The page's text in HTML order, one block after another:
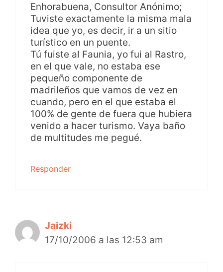
Enhorabuena, Consultor Anónimo;
Tuviste exactamente la misma mala
idea que yo, es decir, ir a un sitio
turístico en un puente.
Tú fuiste al Faunia, yo fui al Rastro,
en el que vale, no estaba ese
pequeño componente de
madrileños que vamos de vez en
cuando, pero en el que estaba el
100% de gente de fuera que hubiera
venido a hacer turismo. Vaya baño
de multitudes me pegué.
Responder
Jaizki
17/10/2006 a las 12:53 am